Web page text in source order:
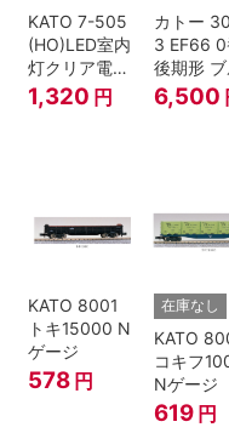
KATO 7-505
(HO)LED室内
灯クリア電球
色
1,320 円
カトー
3 EF66 0
後期形 ブ
トレイン
機
6,500
KATO 8001
トキ15000 N
ゲージ
578 円
在庫なし
KATO
コキフ
Nゲージ
619 円